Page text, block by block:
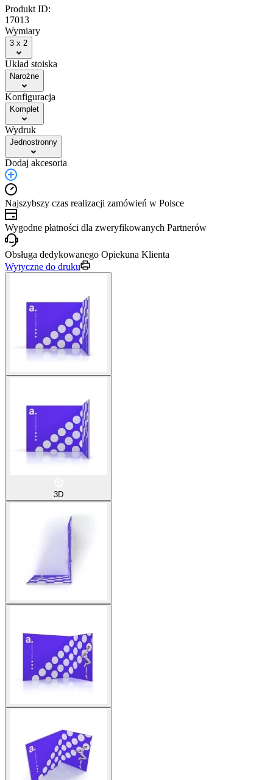
Produkt ID:
17013
Wymiary
3 x 2
Układ stoiska
Narożne
Konfiguracja
Komplet
Wydruk
Jednostronny
Dodaj akcesoria
Najszybszy czas realizacji zamówień w Polsce
Wygodne płatności dla zweryfikowanych Partnerów
Obsługa dedykowanego Opiekuna Klienta
Wytyczne do druku
3D